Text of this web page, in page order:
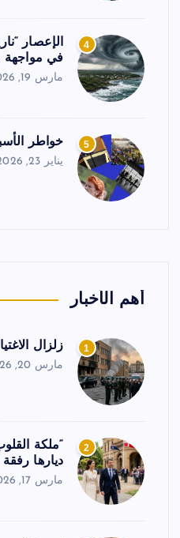
4
الإعصار
في مواجهة
مارس 19, 2026
5 خواطر الأسبوع 23
يناير 23, 2026
أهم الأخبار
1 زلزال
مارس 20, 2026
2
“ملكة
ديارها
مارس 17, 2026